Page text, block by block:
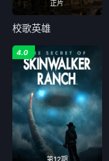
正片
校歌英雄
第12期
4.0